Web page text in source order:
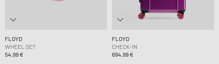
FLOYD
WHEEL SET
54,99 €
FLOYD
CHECK-IN
694,99 €